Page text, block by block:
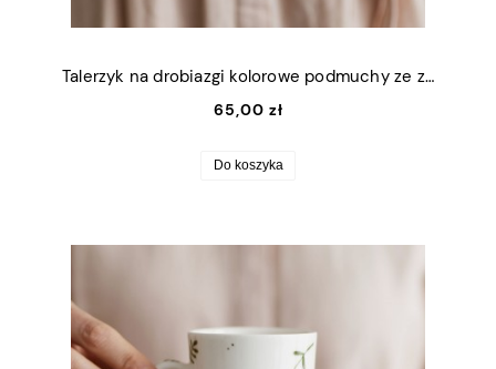
Talerzyk na drobiazgi kolorowe podmuchy ze złotym rantem 11x9cm (S)
65,00 zł
Do koszyka